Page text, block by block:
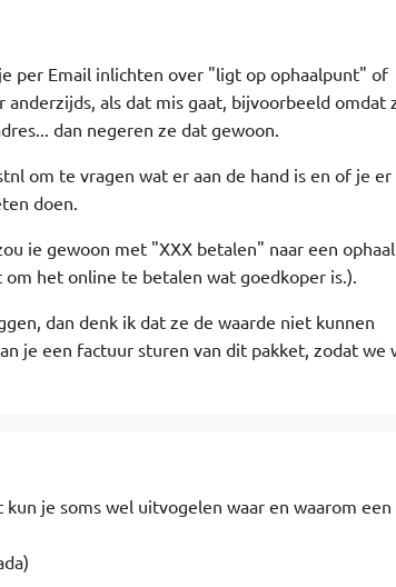
per Email inlichten over "ligt op ophaalpunt" of
als dat mis gaat, bijvoorbeeld omdat
dan negeren ze dat gewoon.
om te vragen wat er aan de hand is en of je
doen.
ie gewoon met "XXX betalen" naar een
het online te betalen wat goedkoper is.).
dan denk ik dat ze de waarde niet kunnen
je een factuur sturen van dit pakket, zodat we
je soms wel uitvogelen waar en waarom een